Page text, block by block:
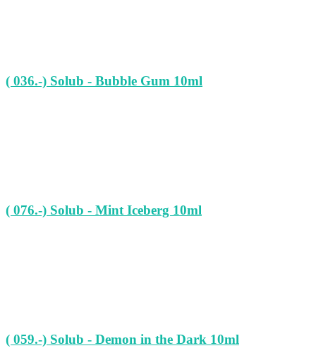
( 036.-) Solub - Bubble Gum 10ml
( 076.-) Solub - Mint Iceberg 10ml
( 059.-) Solub - Demon in the Dark 10ml